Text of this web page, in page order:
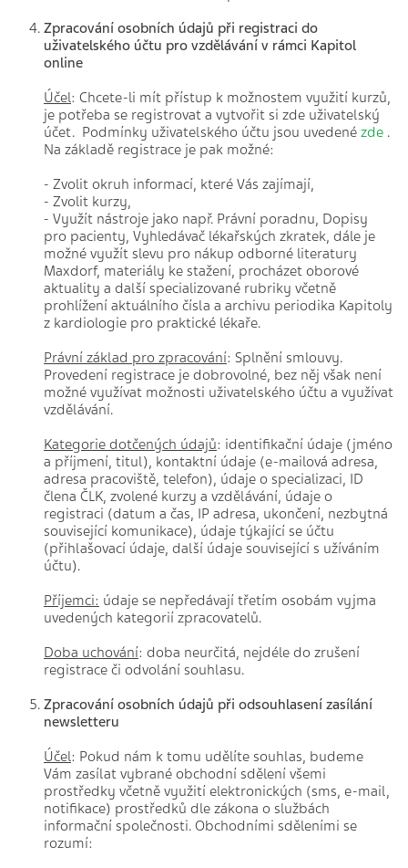
Zpracování osobních údajů při registraci do
uživatelského účtu pro vzdělávání v rámci Kapitol
online
Účel: Chcete-li mít přístup k možnostem využití kurzů,
je potřeba se registrovat a vytvořit si zde uživatelský
účet. Podmínky uživatelského účtu jsou uvedené zde .
Na základě registrace je pak možné:
- Zvolit okruh informací, které Vás zajímají,
- Zvolit kurzy,
- Využít nástroje jako např. Právní poradnu, Dopisy
pro pacienty, Vyhledávač lékařských zkratek, dále je
možné využít slevu pro nákup odborné literatury
Maxdorf, materiály ke stažení, procházet oborové
aktuality a další specializované rubriky včetně
prohlížení aktuálního čísla a archivu periodika Kapitoly
z kardiologie pro praktické lékaře.
Právní základ pro zpracování: Splnění smlouvy.
Provedení registrace je dobrovolné, bez něj však není
možné využívat možnosti uživatelského účtu a využívat
vzdělávání.
Kategorie dotčených údajů: identifikační údaje (jméno
a příjmení, titul), kontaktní údaje (e-mailová adresa,
adresa pracoviště, telefon), údaje o specializaci, ID
člena ČLK, zvolené kurzy a vzdělávání, údaje o
registraci (datum a čas, IP adresa, ukončení, nezbytná
související komunikace), údaje týkající se účtu
(přihlašovací údaje, další údaje související s užíváním
účtu).
Příjemci: údaje se nepředávají třetím osobám vyjma
uvedených kategorií zpracovatelů.
Doba uchování: doba neurčitá, nejdéle do zrušení
registrace či odvolání souhlasu.
Zpracování osobních údajů při odsouhlasení zasílání
newsletteru
Účel: Pokud nám k tomu udělíte souhlas, budeme
Vám zasílat vybrané obchodní sdělení všemi
prostředky včetně využití elektronických (sms, e-mail,
notifikace) prostředků dle zákona o službách
informační společnosti. Obchodními sděleními se
rozumí: